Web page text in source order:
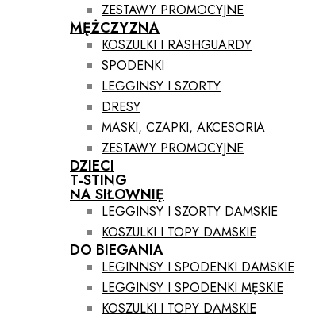
ZESTAWY PROMOCYJNE
MĘŻCZYZNA
KOSZULKI I RASHGUARDY
SPODENKI
LEGGINSY I SZORTY
DRESY
MASKI, CZAPKI, AKCESORIA
ZESTAWY PROMOCYJNE
DZIECI
T-STING
NA SIŁOWNIĘ
LEGGINSY I SZORTY DAMSKIE
KOSZULKI I TOPY DAMSKIE
DO BIEGANIA
LEGINNSY I SPODENKI DAMSKIE
LEGGINSY I SPODENKI MĘSKIE
KOSZULKI I TOPY DAMSKIE